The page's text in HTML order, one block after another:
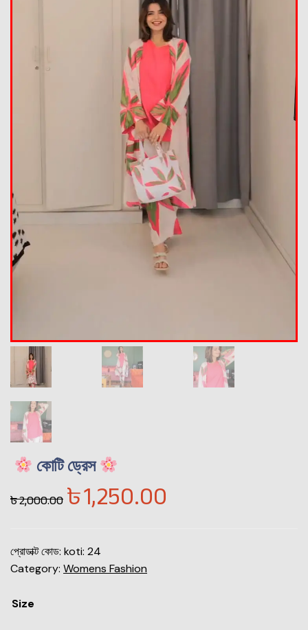
কোটি ড্রেস
৳2,000.00৳1,250.00
প্রোডাক্ট কোড: koti: 24
Category: Womens Fashion
Size